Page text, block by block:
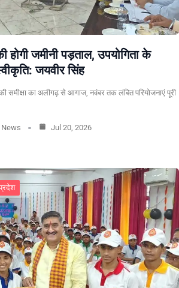
होगी जमीनी पड़ताल, उपयोगिता के
जयवीर सिंह
समीक्षा का अलीगढ़ से आगाज, नवंबर तक लंबित परियोजनाएं पूरी
Jul 20, 2026